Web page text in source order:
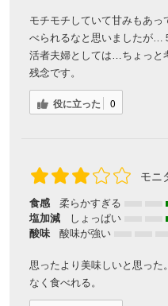
モチモチしていて甘みもあ
べられるなと思いましたが…
活者夫婦としては…ちょっと
残念です。
役に立った 0
モニ
食感 柔らかすぎる
塩加減
しょっぱい
酸味
酸味が強い
思ったより美味しいと思っ
なく食べれる。